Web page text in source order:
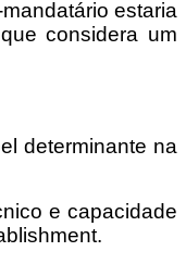
estaria
considera um
determinante na
e capacidade